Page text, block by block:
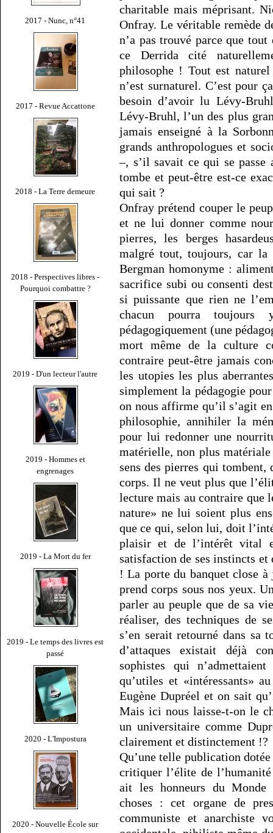
2017 - Nunc, n°41
2017 - Revue Accattone
2018 - La Terre demeure
2018 - Perspectives libres -
Pourquoi combattre ?
2019 - D'un lecteur l'autre
2019 - Hommes et
engrenages
2019 - La Mort du fer
2019 - Le temps des livres est
passé
2020 - L'Impostura
2020 - Nouvelle École sur
charitable mais méprisant.
Onfray. Le véritable remède
n’a pas trouvé parce que
ce Derrida cité
philosophe ! Tout est
n’est surnaturel. C’est pour
besoin d’avoir lu Lévy-
Lévy-Bruhl, l’un des plus
jamais enseigné à la
grands anthropologues et
–, s’il savait ce qui se passe
tombe et peut-être est-ce
qui sait ?
Onfray prétend couper le
et ne lui donner comme
pierres, les berges
malgré tout, toujours, car
Bergman homonyme :
sacrifice subi ou consenti
si puissante que rien ne
chacun pourra toujours
pédagogiquement (une
mort même de la culture
contraire peut-être jamais
les utopies les plus
simplement la pédagogie
on nous affirme qu’il s’agit
philosophie, annihiler la
pour lui redonner une
matérielle, non plus
sens des pierres qui
corps. Il ne veut plus que
lecture mais au contraire que
nature» ne lui soient plus
que ce qui, selon lui, doit
plaisir et de l’intérêt vital
satisfaction de ses instincts et
! La porte du banquet close
prend corps sous nos yeux.
parler au peuple que de sa
réaliser, des techniques de
s’en serait retourné dans sa
d’attaques existait déjà
sophistes qui
qu’utiles et «intéressants»
Eugène Dupréel et on sait
Mais ici nous laisse-t-on le
un universitaire comme
clairement et distinctement !?
Qu’une telle publication
critiquer l’élite de
ait les honneurs du Monde
choses : cet organe de
communiste et anarchiste